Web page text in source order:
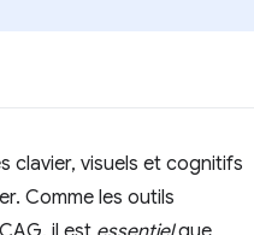
clavier, visuels et cognitifs
Comme les outils